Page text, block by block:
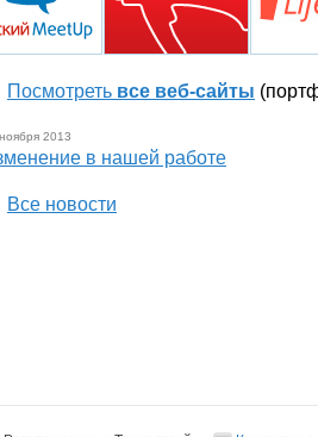
Посмотреть все веб-сайты
2013
в нашей работе
Все новости